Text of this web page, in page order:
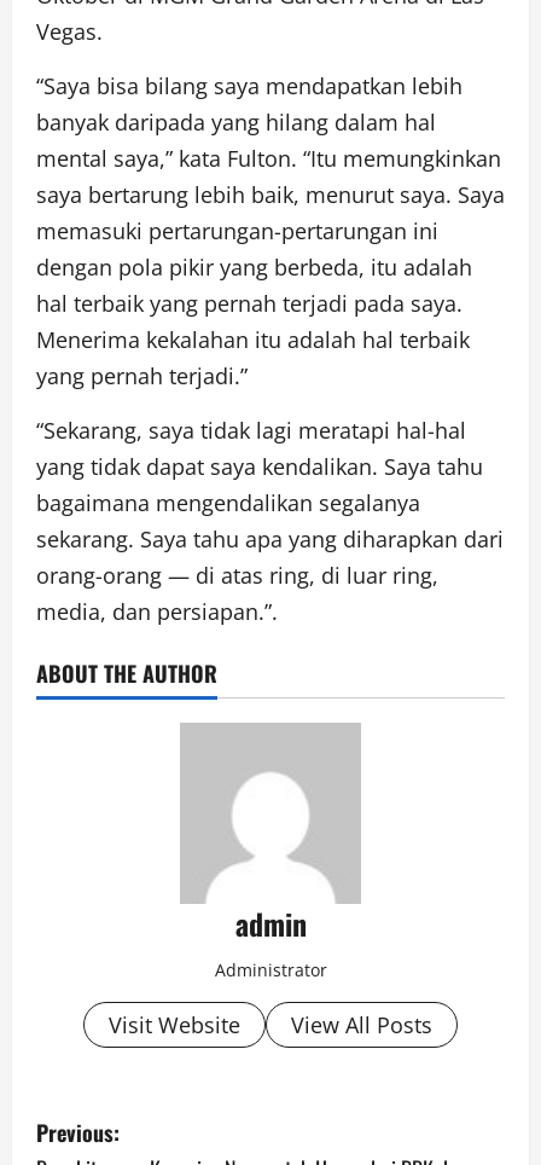
Vegas.
“Saya bisa bilang saya mendapatkan lebih
banyak daripada yang hilang dalam hal
mental saya,” kata Fulton. “Itu memungkinkan
saya bertarung lebih baik, menurut saya. Saya
memasuki pertarungan-pertarungan ini
dengan pola pikir yang berbeda, itu adalah
hal terbaik yang pernah terjadi pada saya.
Menerima kekalahan itu adalah hal terbaik
yang pernah terjadi.”
“Sekarang, saya tidak lagi meratapi hal-hal
yang tidak dapat saya kendalikan. Saya tahu
bagaimana mengendalikan segalanya
sekarang. Saya tahu apa yang diharapkan dari
orang-orang — di atas ring, di luar ring,
media, dan persiapan.”.
ABOUT THE AUTHOR
admin
Administrator
Visit Website View All Posts
P
Previous: